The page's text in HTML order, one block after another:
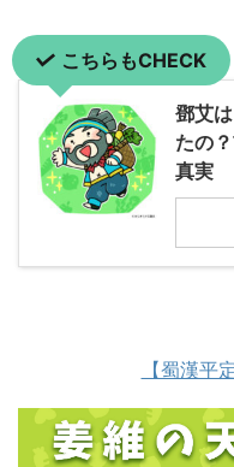
こちらもCHECK
鄧艾
たの
真実
【蜀漢平